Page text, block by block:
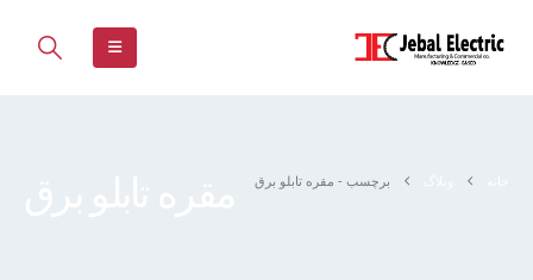
برچسب - مقره تابلو برق